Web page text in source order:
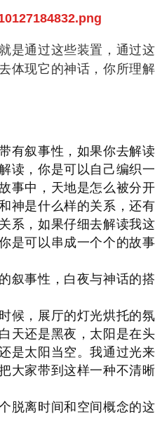
是通过这些装置，通过这
体现它的神话，你所理解
有叙事性，如果你去解读
读，你是可以自己编织一
事中，天地是怎么被分开
神是什么样的关系，还有
系，如果仔细去解读我这
是可以串成一个个的故事
叙事性，白夜与神话的搭
候，展厅的灯光烘托的氛
天还是黑夜，太阳是在头
是太阳当空。我通过光来
大家带到这样一种不清晰
脱离时间和空间概念的这